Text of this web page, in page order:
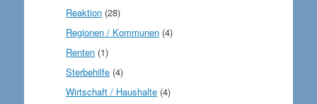
Reaktion (28)
Regionen / Kommunen (4)
Renten (1)
Sterbehilfe (4)
Wirtschaft / Haushalte (4)